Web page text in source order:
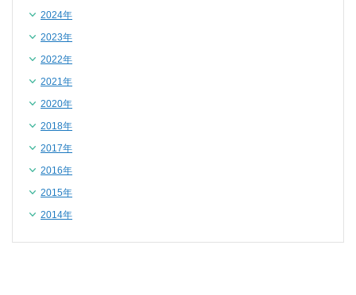
2024年
2023年
2022年
2021年
2020年
2018年
2017年
2016年
2015年
2014年